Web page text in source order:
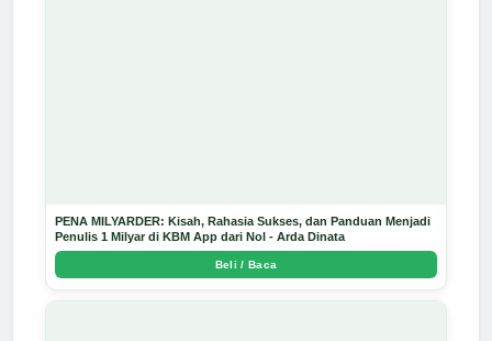
PENA MILYARDER: Kisah, Rahasia Sukses, dan Panduan Menjadi
Penulis 1 Milyar di KBM App dari Nol - Arda Dinata
Beli / Baca